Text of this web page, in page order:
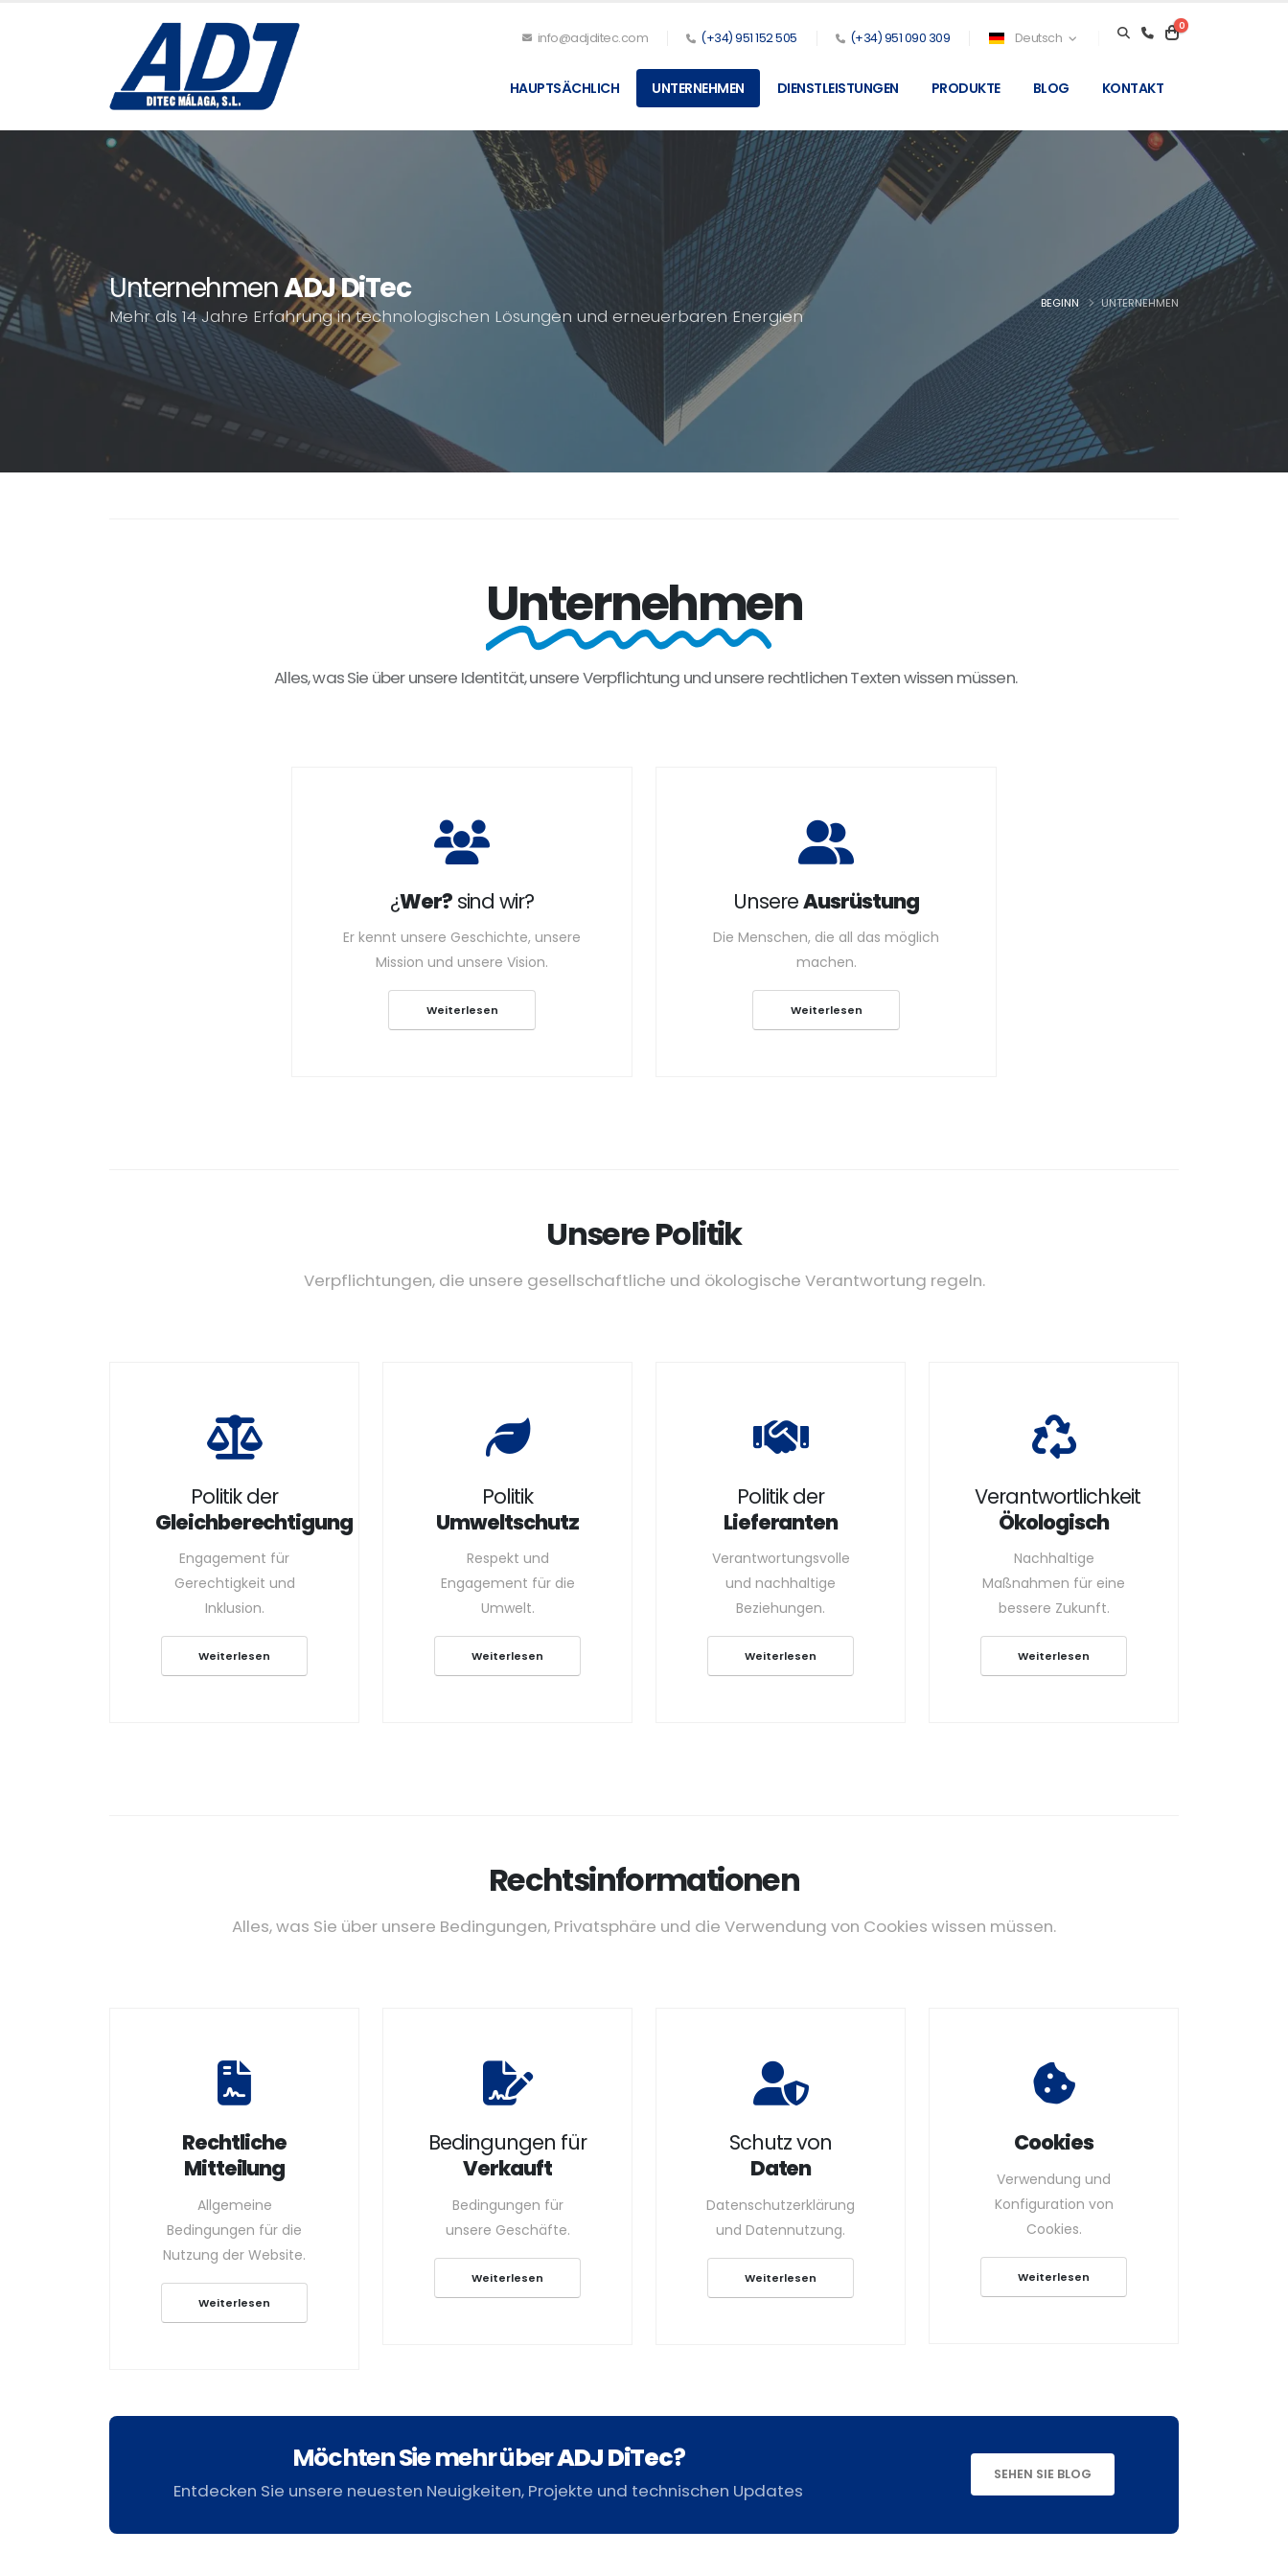
info@adjditec.com (+34) 951 152 505 (+34) 951 090 309 Deutsch
0
HAUPTSÄCHLICH UNTERNEHMEN DIENSTLEISTUNGEN PRODUKTE BLOG KONTAKT
UnternehmenADJ DiTec
Mehr als 14 Jahre Erfahrung in technologischen Lösungen und erneuerbaren Energien
BEGINN UNTERNEHMEN
Unternehmen
Alles,wasSie überunsere Identität,unsereVerpflichtung undunsere rechtlichenTextenwissen müssen.
¿Wer?sind wir?
Er kennt unsere Geschichte, unsere
Mission und unsere Vision.
Weiterlesen
UnsereAusrüstung
Die Menschen, die all das möglich
machen.
Weiterlesen
Unsere Politik
Verpflichtungen, die unsere gesellschaftliche und ökologische Verantwortung regeln.
Politik der
Gleichberechtigung
Engagement für
Gerechtigkeit und
Inklusion.
Weiterlesen
Politik
Umweltschutz
Respekt und
Engagement für die
Umwelt.
Weiterlesen
Politik der
Lieferanten
Verantwortungsvolle
und nachhaltige
Beziehungen.
Weiterlesen
Verantwortlichkeit
Ökologisch
Nachhaltige
Maßnahmen für eine
bessere Zukunft.
Weiterlesen
Rechtsinformationen
Alles, was Sie über unsere Bedingungen, Privatsphäre und die Verwendung von Cookies wissen müssen.
Rechtliche
Mitteilung
Allgemeine
Bedingungen für die
Nutzung der Website.
Weiterlesen
Bedingungen für
Verkauft
Bedingungen für
unsere Geschäfte.
Weiterlesen
Schutz von
Daten
Datenschutzerklärung
und Datennutzung.
Weiterlesen
Cookies
Verwendung und
Konfiguration von
Cookies.
Weiterlesen
Möchten Sie mehr überADJ DiTec?
Entdecken Sie unsere neuesten Neuigkeiten, Projekte und technischen Updates
SEHEN SIE BLOG